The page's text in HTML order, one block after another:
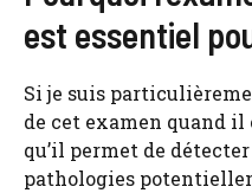
est essentiel
Si je suis
de cet examen quand il
qu’il permet de
pathologies